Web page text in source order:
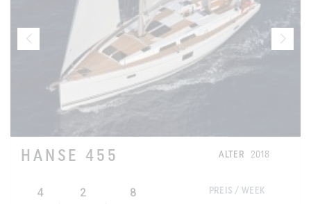
HANSE 455 ALTER 2018
4 2 8 PREIS / WEEK